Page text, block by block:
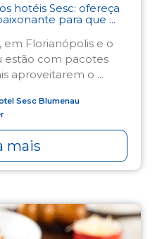
hotéis Sesc: ofereça
para que ...
em Florianópolis e o
estão com pacotes
aproveitarem o ...
Sesc Blumenau
mais